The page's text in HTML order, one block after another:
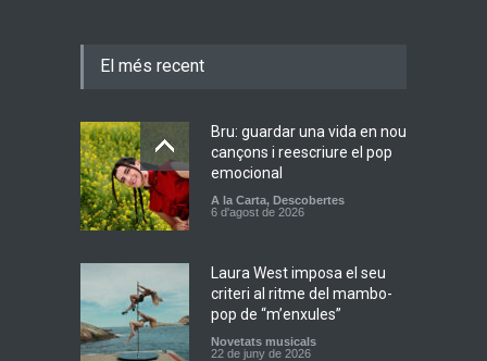
El més recent
Bru: guardar una vida en nou
cançons i reescriure el pop
emocional
A la Carta, Descobertes
6 d'agost de 2026
Laura West imposa el seu
criteri al ritme del mambo-
pop de “m’enxules”
Novetats musicals
22 de juny de 2026